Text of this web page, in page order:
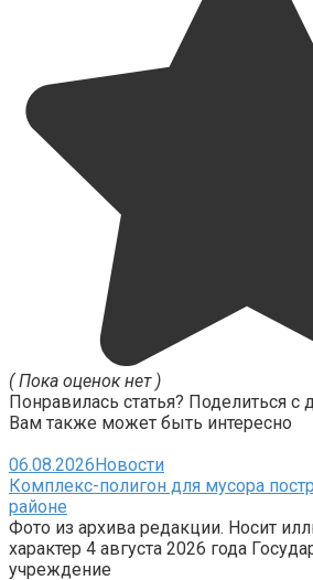
( Пока оценок нет )
Понравилась статья? Поделиться с
Вам также может быть интересно
06.08.2026Новости
Комплекс-полигон для мусора
районе
Фото из архива редакции. Носит
характер 4 августа 2026 года
учреждение